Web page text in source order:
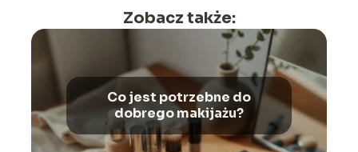
Zobacz także:
Co jest potrzebne do
dobrego makijażu?